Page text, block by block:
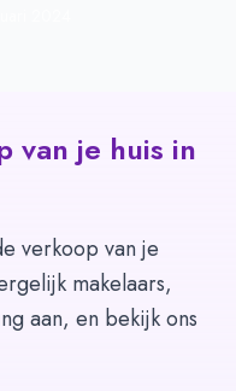
van je huis in
verkoop van je
makelaars,
aan, en bekijk ons